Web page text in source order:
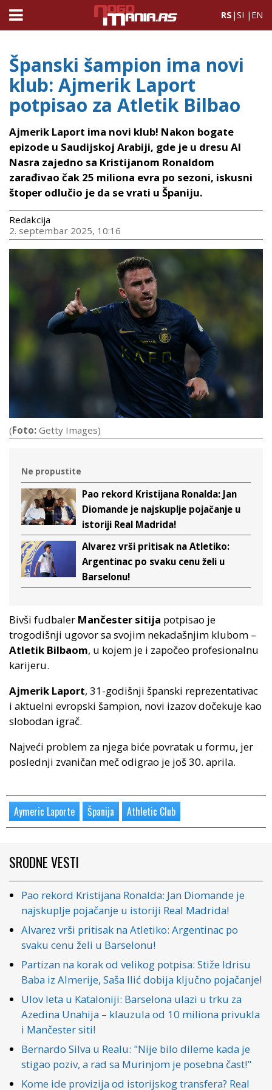
RS |SI | EN
Španski šampion ima novi
klub: Ajmerik Laport
potpisao za Atletik Bilbao
Ajmerik Laport ima novi klub! Nakon bogate
epizode u Saudijskoj Arabiji, gde je u dresu Al
Nasra zajedno sa Kristijanom Ronaldom
zarađivao čak 25 miliona evra po sezoni, iskusni
štoper odlučio je da se vrati u Španiju.
Redakcija
2. septembar 2025, 10:16
(Foto: Getty Images)
Ne propustite
Pao rekord Kristijana Ronalda: Jan
Diomande je najskuplje pojačanje u
istoriji Real Madrida!
Alvarez vrši pritisak na Atletiko:
Argentinac po svaku cenu želi u
Barselonu!
Bivši fudbaler Mančester sitija potpisao je
trogodišnji ugovor sa svojim nekadašnjim klubom –
Atletik Bilbaom, u kojem je i započeo profesionalnu
karijeru.
Ajmerik Laport, 31-godišnji španski reprezentativac
i aktuelni evropski šampion, novi izazov dočekuje kao
slobodan igrač.
Najveći problem za njega biće povratak u formu, jer
poslednji zvaničan meč odigrao je još 30. aprila.
Aymeric Laporte Španija Athletic Club
SRODNE VESTI
Pao rekord Kristijana Ronalda: Jan Diomande je
najskuplje pojačanje u istoriji Real Madrida!
Alvarez vrši pritisak na Atletiko: Argentinac po
svaku cenu želi u Barselonu!
Partizan na korak od velikog potpisa: Stiže Idrisu
Baba iz Almerije, Saša Ilić dobija ključno pojačanje!
Ulov leta u Kataloniji: Barselona ulazi u trku za
Azedina Unahija – klauzula od 10 miliona privukla
i Mančester siti!
Bernardo Silva u Realu: "Nije bilo dileme kada je
stigao poziv, a rad sa Murinjom je posebna čast!"
Kome ide provizija od istorijskog transfera? Real